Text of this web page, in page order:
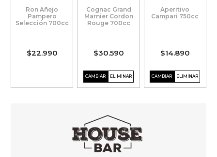
Ron Añejo
Pampero
Selección 700cc
$22.990
Aperitivo
Campari 750cc
$14.890
Cognac Grand
Marnier Cordon
Rouge 700cc
$30.590